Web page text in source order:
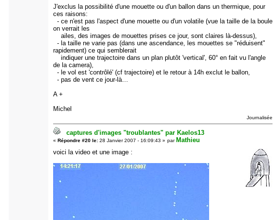
J'exclus la possibilité d'une mouette ou d'un ballon dans un thermique, pour
ces raisons:
- ce n'est pas l'aspect d'une mouette ou d'un volatile (vue la taille de la boule
on verrait les
ailes, des images de mouettes prises ce jour, sont claires là-dessus),
- la taille ne varie pas (dans une ascendance, les mouettes se "réduisent"
rapidement) ce qui semblerait
indiquer une trajectoire dans un plan plutôt 'vertical', 60° en fait vu l'angle
de la camera),
- le vol est 'contrôlé' (cf trajectoire) et le retour à 14h exclut le ballon,
- pas de vent ce jour-là…
A +
Michel
Journalisée
captures d'images "troublantes" par Kaelos13
« Répondre #20 le:28 Janvier 2007 - 16:09:43 » par Mathieu
voici la video et une image :